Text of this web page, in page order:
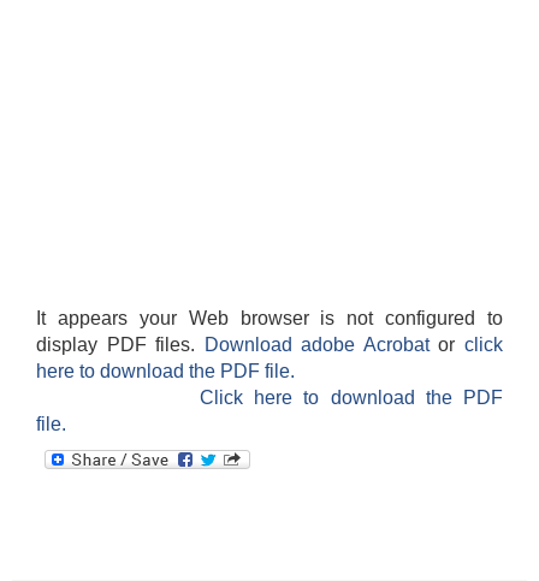
It appears your Web browser is not configured to
display PDF files.
Download adobe Acrobatorclick
here to download the PDF file.
Click here to download the PDF
file.